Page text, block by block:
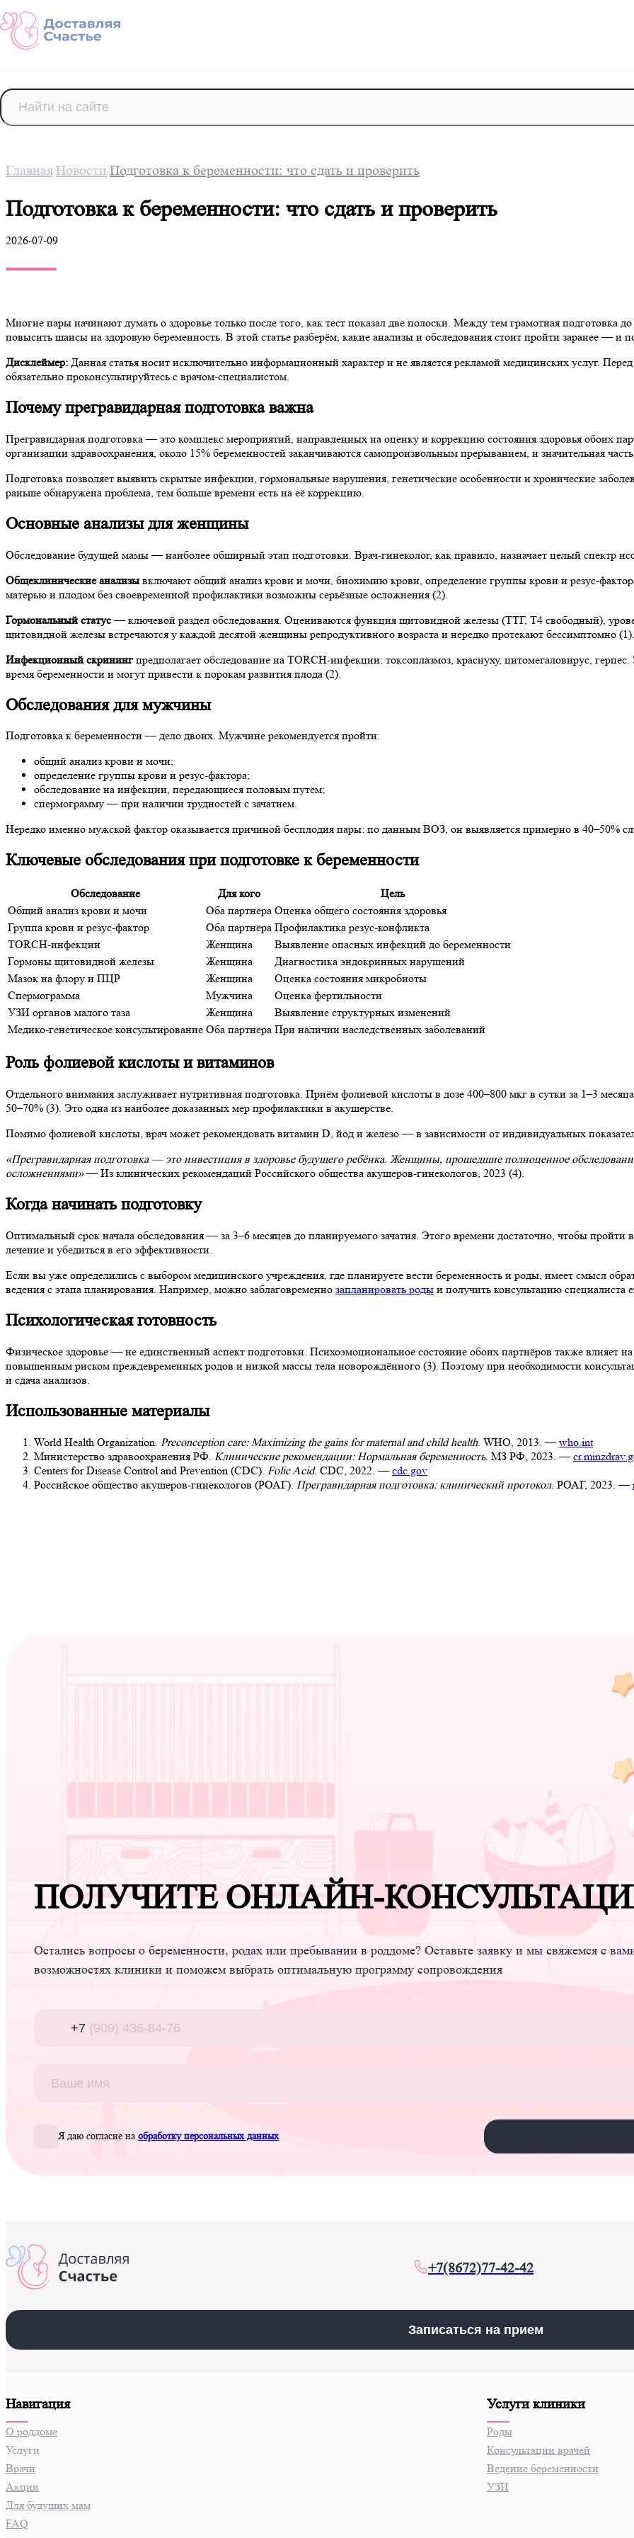
Главная/Новости/Подготовка к беременности: что сдать и проверить
Подготовка к беременности: что сдать и проверить
2026-07-09
Многие пары начинают думать о здоровье только после того, как тест показал две полоски. Между тем грамотная подготовка
повысить шансы на здоровую беременность. В этой статье разберём, какие анализы и обследования стоит пройти заранее — и
Дисклеймер: Данная статья носит исключительно информационный характер и не является рекламой медицинских услуг.
обязательно проконсультируйтесь с врачом-специалистом.
Почему прегравидарная подготовка важна
Прегравидарная подготовка — это комплекс мероприятий, направленных на оценку и коррекцию состояния здоровья обоих
организации здравоохранения, около 15% беременностей заканчиваются самопроизвольным прерыванием, и значительная
Подготовка позволяет выявить скрытые инфекции, гормональные нарушения, генетические особенности и хронические
раньше обнаружена проблема, тем больше времени есть на её коррекцию.
Основные анализы для женщины
Обследование будущей мамы — наиболее обширный этап подготовки. Врач-гинеколог, как правило, назначает целый спектр
Общеклинические анализы включают общий анализ крови и мочи, биохимию крови, определение группы крови и резус-
матерью и плодом без своевременной профилактики возможны серьёзные осложнения (2).
Гормональный статус— ключевой раздел обследования. Оцениваются функция щитовидной железы (ТТГ, Т4 свободный),
щитовидной железы встречаются у каждой десятой женщины репродуктивного возраста и нередко протекают бессимптомно (1).
Инфекционный скринингпредполагает обследование на TORCH-инфекции: токсоплазмоз, краснуху, цитомегаловирус,
время беременности и могут привести к порокам развития плода (2).
Обследования для мужчины
Подготовка к беременности — дело двоих. Мужчине рекомендуется пройти:
общий анализ крови и мочи;
определение группы крови и резус-фактора;
обследование на инфекции, передающиеся половым путём;
спермограмму — при наличии трудностей с зачатием.
Нередко именно мужской фактор оказывается причиной бесплодия пары: по данным ВОЗ, он выявляется примерно в 40–50%
Ключевые обследования при подготовке к беременности
Обследование Для кого
Цель
Общий анализ крови и мочи
Оба партнёра Оценка общего состояния здоровья
Группа крови и резус-фактор
Оба партнёра Профилактика резус-конфликта
TORCH-инфекции
Женщина
Выявление опасных инфекций до беременности
Гормоны щитовидной железы
Женщина
Диагностика эндокринных нарушений
Мазок на флору и ПЦР
Женщина
Оценка состояния микробиоты
Спермограмма
Мужчина
Оценка фертильности
УЗИ органов малого таза
Женщина
Выявление структурных изменений
Медико-генетическое консультирование Оба партнёра При наличии наследственных заболеваний
Роль фолиевой кислоты и витаминов
Отдельного внимания заслуживает нутритивная подготовка. Приём фолиевой кислоты в дозе 400–800 мкг в сутки за 1–3
50–70% (3). Это одна из наиболее доказанных мер профилактики в акушерстве.
Помимо фолиевой кислоты, врач может рекомендовать витамин D, йод и железо — в зависимости от индивидуальных
«Прегравидарная подготовка — это инвестиция в здоровье будущего ребёнка. Женщины, прошедшие полноценное
осложнениями»— Из клинических рекомендаций Российского общества акушеров-гинекологов, 2023 (4).
Когда начинать подготовку
Оптимальный срок начала обследования — за 3–6 месяцев до планируемого зачатия. Этого времени достаточно, чтобы пройти
лечение и убедиться в его эффективности.
Если вы уже определились с выбором медицинского учреждения, где планируете вести беременность и роды, имеет смысл
ведения с этапа планирования. Например, можно заблаговременно запланировать роды и получить консультацию специалиста
Психологическая готовность
Физическое здоровье — не единственный аспект подготовки. Психоэмоциональное состояние обоих партнёров также влияет
повышенным риском преждевременных родов и низкой массы тела новорождённого (3). Поэтому при необходимости
и сдача анализов.
Использованные материалы
World Health Organization. Preconception care: Maximizing the gains for maternal and child health. WHO, 2013. —who.int
Министерство здравоохранения РФ. Клинические рекомендации: Нормальная беременность. МЗ РФ, 2023. —
Centers for Disease Control and Prevention (CDC). Folic Acid. CDC, 2022. —cdc.gov
Российское общество акушеров-гинекологов (РОАГ). Прегравидарная подготовка: клинический протокол. РОАГ, 2023. —
ПОЛУЧИТЕ ОНЛАЙН-
Остались вопросы о беременности, родах или пребывании в роддоме? Оставьте заявку и мы свяжемся с
возможностях клиники и поможем выбрать оптимальную программу сопровождения
Я даю согласие на обработку персональных данных
+7(8672)77-42-42
Записаться на прием
Навигация
О роддоме
Услуги
Врачи
Акции
Для будущих мам
FAQ
Услуги клиники
Роды
Консультации врачей
Ведение беременности
УЗИ